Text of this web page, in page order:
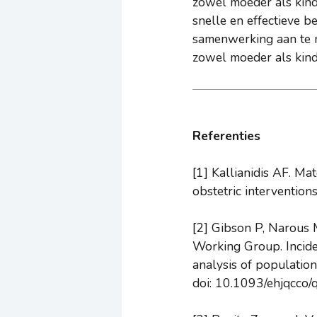
snelle en effectieve
samenwerking aan te
zowel moeder als
Referenties
[1] Kallianidis AF.
obstetric
[2] Gibson P, Narous
Working Group.
analysis of
doi: 10.1093/